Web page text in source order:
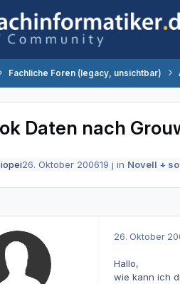
Fachliche Foren (legacy, unsichtbar)
Daten nach
26. Oktober 200619 j in Novell +
26. Oktober
Hallo,
wie kann ich